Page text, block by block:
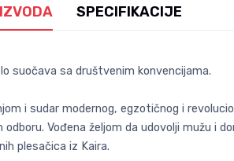
SPECIFIKACIJE
suočava sa društvenim konvencijama.
i sudar modernog, egzotičnog i
Vođena željom da udovolji mužu i
plesačica iz Kaira.